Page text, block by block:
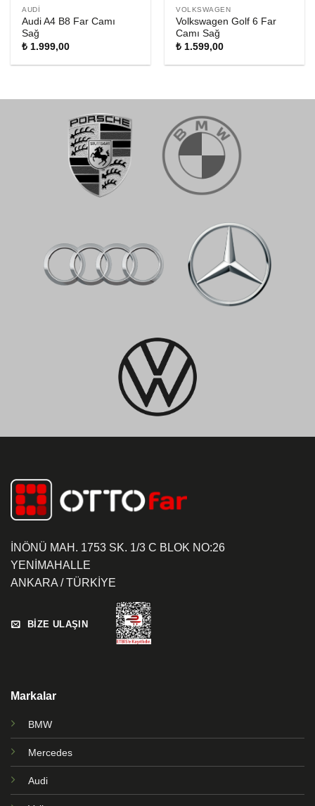
AUDI
Audi A4 B8 Far Camı
Sağ
₺ 1.999,00
VOLKSWAGEN
Volkswagen Golf 6 Far
Camı Sağ
₺ 1.599,00
İNÖNÜ MAH. 1753 SK. 1/3 C BLOK NO:26
YENİMAHALLE
ANKARA / TÜRKİYE
BİZE ULAŞIN
Markalar
BMW
Mercedes
Audi